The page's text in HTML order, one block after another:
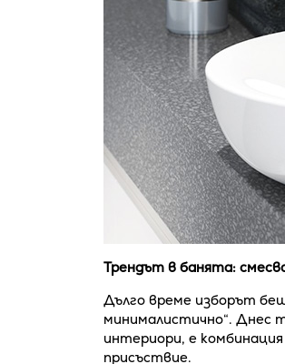
Трендът в банята:
Дълго време изборът
минималистично“. Днес
интериори, е
присъствие.